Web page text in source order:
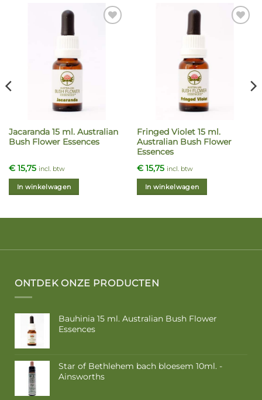
Jacaranda 15 ml. Australian
Bush Flower Essences
€15,75 incl. btw
In winkelwagen
Fringed Violet 15 ml.
Australian Bush Flower
Essences
€15,75 incl. btw
In winkelwagen
ONTDEK ONZE PRODUCTEN
Bauhinia 15 ml. Australian Bush Flower
Essences
Star of Bethlehem bach bloesem 10ml. -
Ainsworths